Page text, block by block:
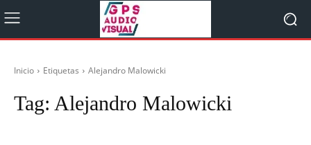
Inicio Etiquetas Alejandro Malowicki
Tag: Alejandro Malowicki